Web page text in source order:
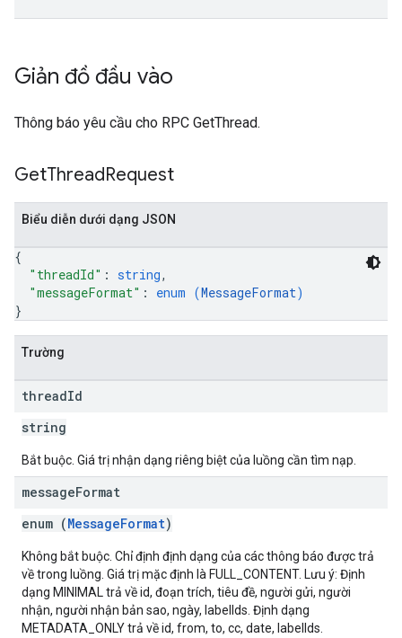
Giản đồ đầu vào
Thông báo yêu cầu cho RPC GetThread.
GetThreadRequest
Biểu diễn dưới dạng JSON
{
"threadId" : string,
"messageFormat" : enum (MessageFormat)
}
Trường
threadId
string
Bắt buộc. Giá trị nhận dạng riêng biệt của luồng cần tìm nạp.
messageFormat
enum (MessageFormat)
Không bắt buộc. Chỉ định định dạng của các thông báo được trả
về trong luồng. Giá trị mặc định là FULL_CONTENT. Lưu ý: Định
dạng MINIMAL trả về id, đoạn trích, tiêu đề, người gửi, người
nhận, người nhận bản sao, ngày, labelIds. Định dạng
METADATA_ONLY trả về id, from, to, cc, date, labelIds.